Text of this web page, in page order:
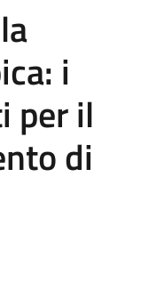
i
per il
di